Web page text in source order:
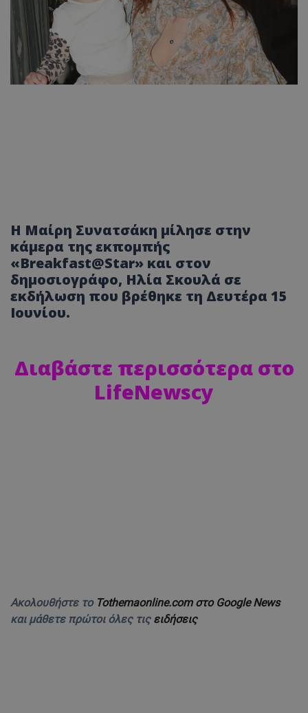
Η Μαίρη Συνατσάκη μίλησε στην
κάμερα της εκπομπής
«Breakfast@Star» και στον
δημοσιογράφο, Ηλία Σκουλά σε
εκδήλωση που βρέθηκε τη Δευτέρα 15
Ιουνίου.
Διαβάστε περισσότερα στο
LifeNewscy
Ακολουθήστε το Tothemaonline.com στο Google News
και μάθετε πρώτοι όλες τις ειδήσεις